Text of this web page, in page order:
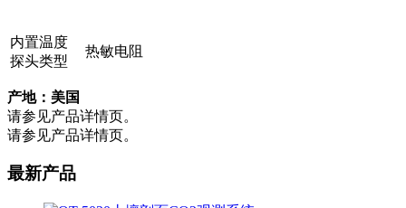
内置温度
探头类型
热敏电阻
产地：美国
请参见产品详情页。
请参见产品详情页。
最新产品